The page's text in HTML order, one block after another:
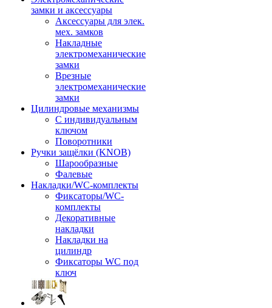
замки и аксессуары
Аксессуары для элек.
мех. замков
Накладные
электромеханические
замки
Врезные
электромеханические
замки
Цилиндровые механизмы
С индивидуальным
ключом
Поворотники
Ручки защёлки (KNOB)
Шарообразные
Фалевые
Накладки/WC-комплекты
Фиксаторы/WC-
комплекты
Декоративные
накладки
Накладки на
цилиндр
Фиксаторы WC под
ключ